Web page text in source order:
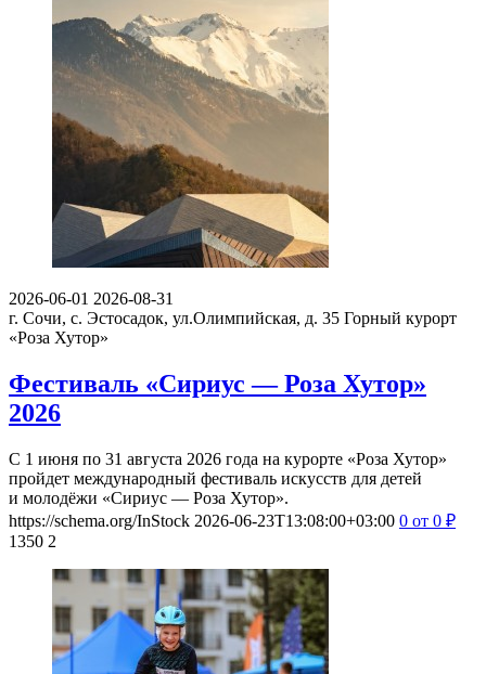
2026-06-01 2026-08-31
г. Сочи, с. Эстосадок, ул.Олимпийская, д. 35 Горный курорт
«Роза Хутор»
Фестиваль «Сириус — Роза Хутор»
2026
С 1 июня по 31 августа 2026 года на курорте «Роза Хутор»
пройдет международный фестиваль искусств для детей
и молодёжи «Сириус — Роза Хутор».
https://schema.org/InStock 2026-06-23T13:08:00+03:00 0 от 0 ₽
1350 2